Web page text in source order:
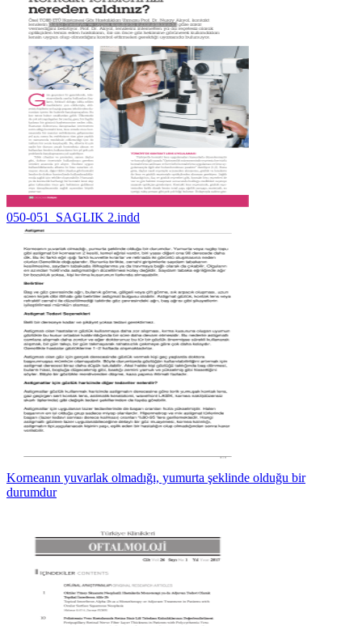
050-051_SAGLIK 2.indd
Korneanın yuvarlak olmadığı, yumurta şeklinde olduğu bir
durumdur